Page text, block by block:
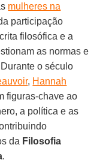
mulheres na
participação
filosófica e a
as normas e
o século
, Hannah
figuras-chave ao
a política e as
da Filosofia
.